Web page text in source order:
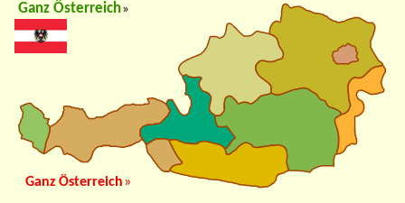
Ganz Österreich»
Ganz Österreich»